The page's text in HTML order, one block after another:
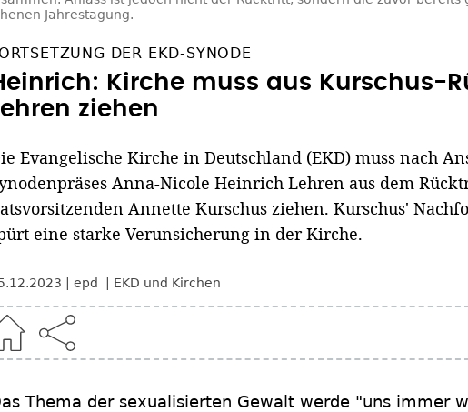
Jahrestagung.
DER EKD-SYNODE
Kirche muss aus Kurschus-
ziehen
Evangelische Kirche in Deutschland (EKD) muss nach
Anna-Nicole Heinrich Lehren aus dem
Annette Kurschus ziehen. Kurschus'
eine starke Verunsicherung in der Kirche.
epd EKD und Kirchen
Thema der sexualisierten Gewalt werde "uns immer